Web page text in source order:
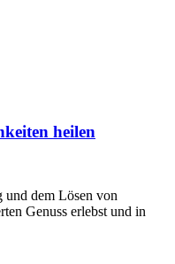
heilen
dem Lösen von
Genuss erlebst und in